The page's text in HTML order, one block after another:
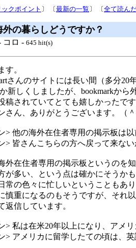
ックポイント 〕 〔最新の一覧 〕 〔全て読ん
外の暮らしどうですか？
コロ - 645 hit(s)
す。
さんのサイトには長い間（多分20
新しくしましたが、bookmarkから
稿されていてとても嬉しかったです
さん、ありがとうございます。（＾
> 他の海外在住者専用の掲示板は
> 皆さんこちらの方へ戻って来な
外在住者専用の掲示板というのを
が多い、という点は確かにそうかも
常の色々に忙しいということもあ
慎重になるのもそうですが、それ
返信しています。
> 私は在米20年以上になり、アメ
> アメリカに留学したての頃は、